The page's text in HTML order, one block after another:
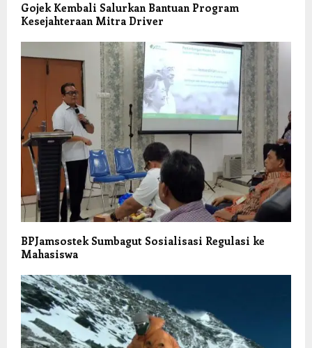
Gojek Kembali Salurkan Bantuan Program
Kesejahteraan Mitra Driver
BPJamsostek Sumbagut Sosialisasi Regulasi ke
Mahasiswa